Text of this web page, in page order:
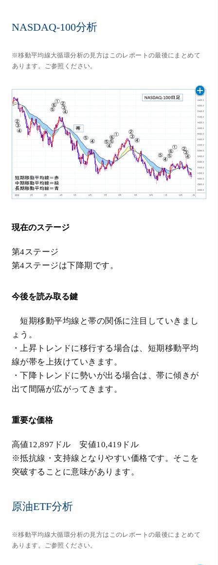
NASDAQ-100分析
※移動平均線大循環分析の見方はこのレポートの最後にまとめて
あります。ご参照ください。
現在のステージ
第4ステージ
第4ステージは下降期です。
今後を読み取る鍵
短期移動平均線と帯の関係に注目していきまし
ょう。
・上昇トレンドに移行する場合は、短期移動平均
線が帯を上抜けていきます。
・下降トレンドに勢いが出る場合は、帯に傾きが
出て間隔が広がってきます。
重要な価格
高値12,897ドル 安値10,419ドル
※抵抗線・支持線となりやすい価格です。そこを
突破することに意味があります。
原油ETF分析
※移動平均線大循環分析の見方はこのレポートの最後にまとめて
あります。ご参照ください。